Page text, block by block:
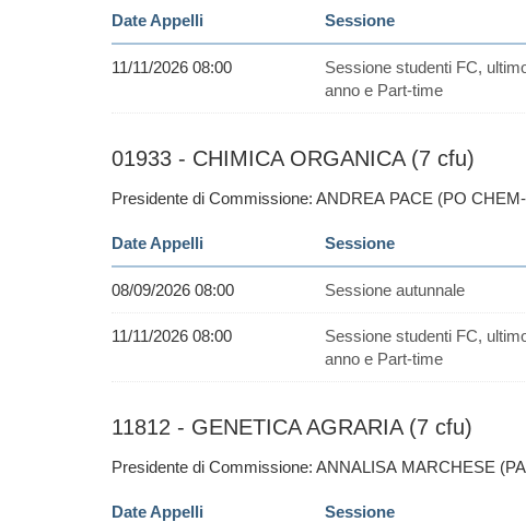
Date Appelli Sessione
11/11/2026 08:00
Sessione studenti FC,
anno e Part-time
01933 - CHIMICA ORGANICA (7 cfu)
Presidente di Commissione: ANDREA PACE (PO
Date Appelli Sessione
08/09/2026 08:00 Sessione autunnale
11/11/2026 08:00
Sessione studenti FC,
anno e Part-time
11812 - GENETICA AGRARIA (7 cfu)
Presidente di Commissione: ANNALISA MARCHESE
Date Appelli Sessione